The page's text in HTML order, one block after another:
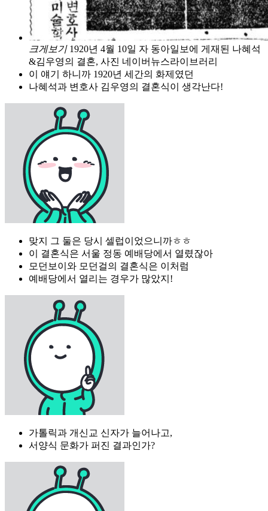
크게보기 1920년 4월 10일 자 동아일보에 게재된 나혜석
&김우영의 결혼, 사진 네이버뉴스라이브러리
이 얘기 하니까 1920년 세간의 화제였던
나혜석과 변호사 김우영의 결혼식이 생각난다!
맞지 그 둘은 당시 셀럽이었으니까ㅎㅎ
이 결혼식은 서울 정동 예배당에서 열렸잖아
모던보이와 모던걸의 결혼식은 이처럼
예배당에서 열리는 경우가 많았지!
가톨릭과 개신교 신자가 늘어나고,
서양식 문화가 퍼진 결과인가?